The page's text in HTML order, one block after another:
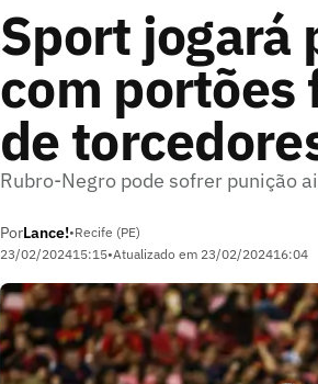
Sport jogará
com portões
de
Rubro-Negro pode sofrer punição
PorLance!•Recife (PE)
23/02/202415:15•Atualizado em 23/02/202416:04